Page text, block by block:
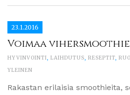
23.1.2016
Voimaa
HYVINVOINTI LAIHDUTUS RESEPTIT
YLEINEN
Rakastan erilaisia smoothieita,